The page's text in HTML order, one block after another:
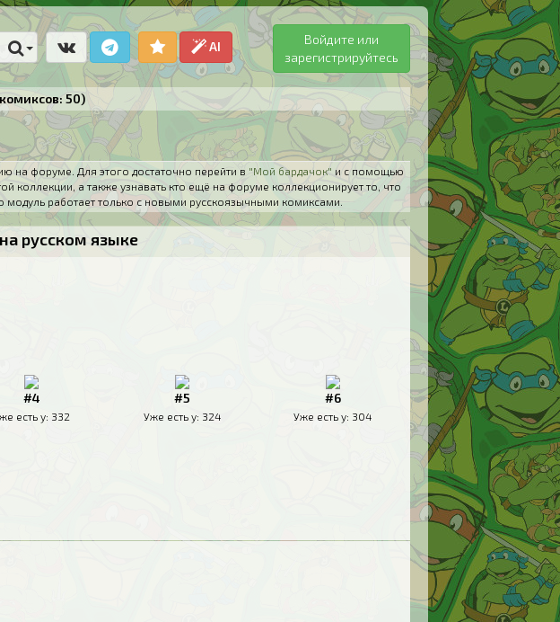
AI
Войдите или
зарегистрируйтесь
50)
на форуме. Для этого достаточно перейти в "Мой бардачок" и с помощью
коллекции, а также узнавать кто ещё на форуме коллекционирует то, что
модуль работает только с новыми русскоязычными комиксами.
русском языке
#4
есть у: 332
#5
Уже есть у: 324
#6
Уже есть у: 304